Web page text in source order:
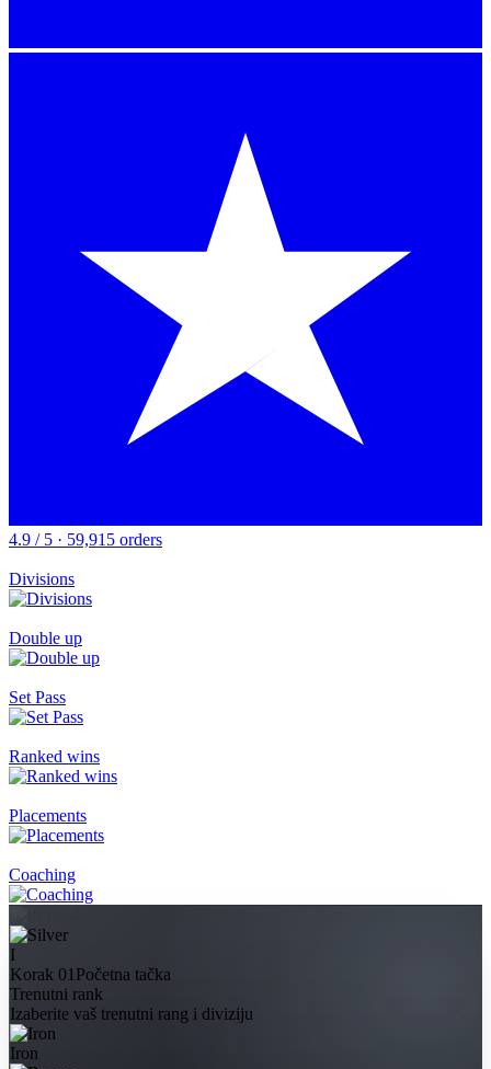
4.9 / 5 · 59,915 orders
Divisions
Double up
Set Pass
Ranked wins
Placements
Coaching
I
Korak 01 Početna tačka
Trenutni rank
Izaberite vaš trenutni rang i diviziju
Iron